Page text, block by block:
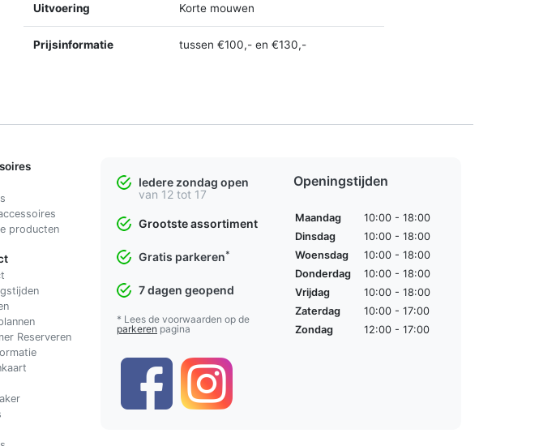
Uitvoering Korte mouwen
Prijsinformatie tussen €100,- en €130,-
producten
Reserveren
Iedere zondag open
van 12 tot 17
Grootste assortiment
Gratis parkeren*
7 dagen geopend
* Lees de voorwaarden op de
parkeren pagina
Openingstijden
Maandag
10:00 - 18:00
Dinsdag
10:00 - 18:00
Woensdag
10:00 - 18:00
Donderdag
10:00 - 18:00
Vrijdag
10:00 - 18:00
Zaterdag
10:00 - 17:00
Zondag
12:00 - 17:00